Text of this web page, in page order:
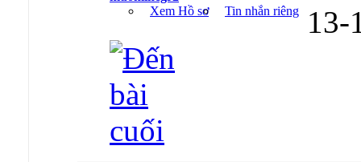
Xem Hồ sơ
Tin nhắn riêng 13-